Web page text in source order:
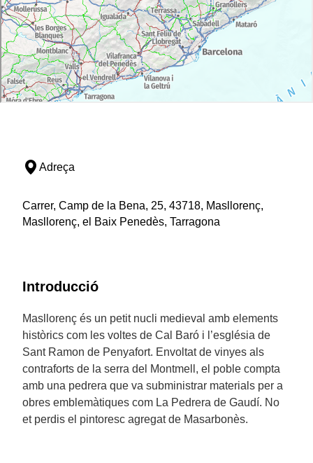
Adreça
Carrer, Camp de la Bena, 25, 43718, Masllorenç,
Masllorenç, el Baix Penedès, Tarragona
Introducció
Masllorenç és un petit nucli medieval amb elements
històrics com les voltes de Cal Baró i l’església de
Sant Ramon de Penyafort. Envoltat de vinyes als
contraforts de la serra del Montmell, el poble compta
amb una pedrera que va subministrar materials per a
obres emblemàtiques com La Pedrera de Gaudí. No
et perdis el pintoresc agregat de Masarbonès.